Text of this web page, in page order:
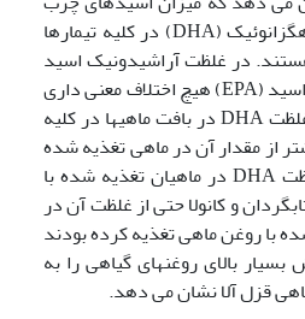
لینولئیک، اولئیک و دکوزاهگزانوئیک (DHA) در کلیه تیمارها
در غلظت آراشیدونیک اسید
(ARA) و ایکوزاپنتانوئیک اسید (EPA) هیچ اختلاف معنی داری
بین تیمارها وجود ندارد. غلظت DHA در بافت ماهیها در کلیه
از مقدار آن در ماهی تغذیه شده
با غذای کنسانتره بود. غلظت DHA در ماهیان تغذیه شده با
و کانولا حتی از غلظت آن در
با روغن ماهی تغذیه کرده بودند
بالای روغنهای گیاهی را به
قزل آلا نشان می دهد.